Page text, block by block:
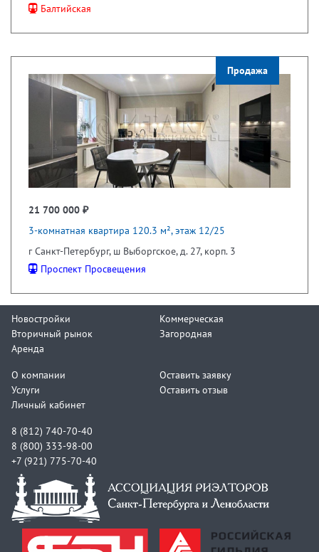
Балтийская
Продажа
21 700 000 ₽
3-комнатная квартира 120.3 м², этаж 12/25
г Санкт-Петербург, ш Выборгское, д. 27, корп. 3
Проспект Просвещения
Новостройки
Вторичный рынок
Аренда
Коммерческая
Загородная
О компании
Услуги
Личный кабинет
Оставить заявку
Оставить отзыв
8 (812) 740-70-40
8 (800) 333-98-00
+7 (921) 775-70-40